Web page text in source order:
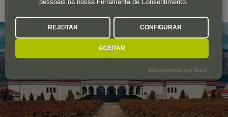
pessoais na nossa Ferramenta de Consentimento.
REJEITAR CONFIGURAR
ACEITAR
Desenvolvido por Klaro!